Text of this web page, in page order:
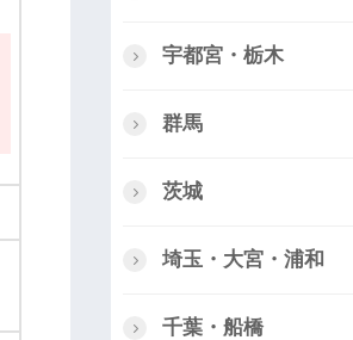
宇都宮・栃木
群馬
茨城
埼玉・大宮・浦和
千葉・船橋